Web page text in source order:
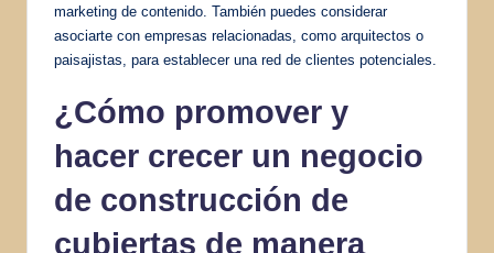
marketing de contenido. También puedes considerar
asociarte con empresas relacionadas, como arquitectos o
paisajistas, para establecer una red de clientes potenciales.
¿Cómo promover y
hacer crecer un negocio
de construcción de
cubiertas de manera